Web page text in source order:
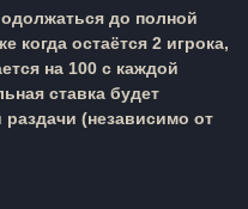
до полной
когда остаётся 2 игрока,
на 100 с каждой
ставка будет
(независимо от